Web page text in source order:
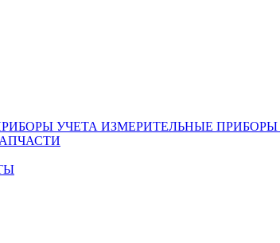
ИЗМЕРИТЕЛЬНЫЕ ПРИБОРЫ